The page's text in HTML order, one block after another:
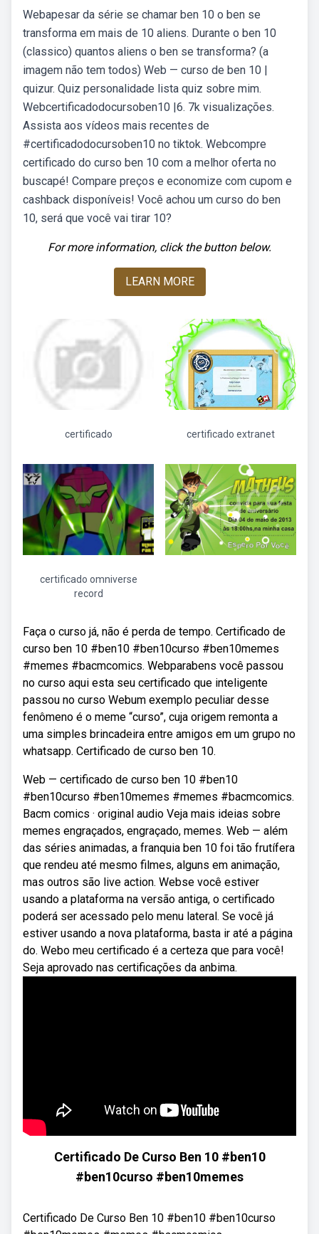
Webapesar da série se chamar ben 10 o ben se
transforma em mais de 10 aliens. Durante o ben 10
(classico) quantos aliens o ben se transforma? (a
imagem não tem todos) Web — curso de ben 10 |
quizur. Quiz personalidade lista quiz sobre mim.
Webcertificadodocursoben10 |6. 7k visualizações.
Assista aos vídeos mais recentes de
#certificadodocursoben10 no tiktok. Webcompre
certificado do curso ben 10 com a melhor oferta no
buscapé! Compare preços e economize com cupom e
cashback disponíveis! Você achou um curso do ben
10, será que você vai tirar 10?
For more information, click the button below.
LEARN MORE
certificado certificado extranet
certificado omniverse
record
Faça o curso já, não é perda de tempo. Certificado de
curso ben 10 #ben10 #ben10curso #ben10memes
#memes #bacmcomics. Webparabens você passou
no curso aqui esta seu certificado que inteligente
passou no curso Webum exemplo peculiar desse
fenômeno é o meme “curso”, cuja origem remonta a
uma simples brincadeira entre amigos em um grupo no
whatsapp. Certificado de curso ben 10.
Web — certificado de curso ben 10 #ben10
#ben10curso #ben10memes #memes #bacmcomics.
Bacm comics · original audio Veja mais ideias sobre
memes engraçados, engraçado, memes. Web — além
das séries animadas, a franquia ben 10 foi tão frutífera
que rendeu até mesmo filmes, alguns em animação,
mas outros são live action. Webse você estiver
usando a plataforma na versão antiga, o certificado
poderá ser acessado pelo menu lateral. Se você já
estiver usando a nova plataforma, basta ir até a página
do. Webo meu certificado é a certeza que para você!
Seja aprovado nas certificações da anbima.
Certificado De Curso Ben 10 #ben10
#ben10curso #ben10memes
Certificado De Curso Ben 10 #ben10 #ben10curso